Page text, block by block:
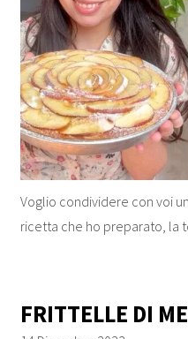
Voglio condividere con voi
ricetta che ho preparato,
FRITTELLE DI